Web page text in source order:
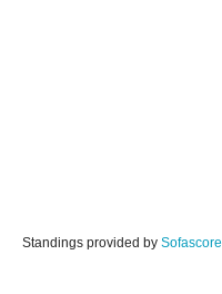
Standings provided by Sofascore